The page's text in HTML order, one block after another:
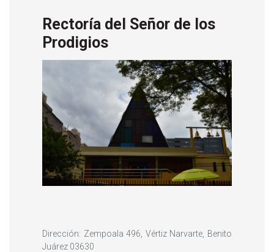
Rectoría del Señor de los
Prodigios
Dirección: Zempoala 496, Vértiz Narvarte, Benito
Juárez 03630